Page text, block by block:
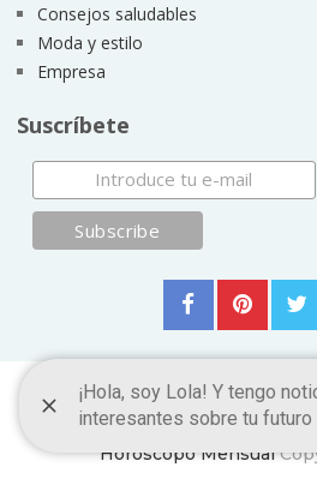
Consejos saludables
Moda y estilo
Empresa
Suscríbete
Horóscopo Mensual